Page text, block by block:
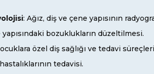
: Ağız, diş ve çene yapısının
bozuklukların düzeltilmesi.
özel diş sağlığı ve tedavi
tedavisi.